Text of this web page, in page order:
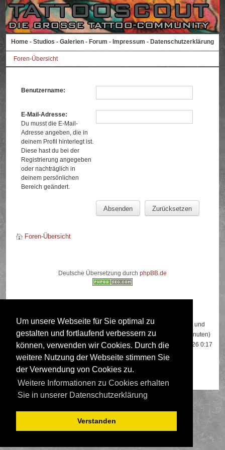
Um unsere Webseite für Sie optimal zu
gestalten und fortlaufend verbessern zu
können, verwenden wir Cookies. Durch die
weitere Nutzung der Webseite stimmen Sie
der Verwendung von Cookies zu.
Weitere Informationen zu Cookies erhalten
Sie in unserer Datenschutzerklärung
Verstanden
Home - Studios - Galerien - Forum - Impressum - Datenschutzerklärung
Foren-Übersicht
Benutzername:
E-Mail-Adresse:
Du musst die E-Mail-
Adresse angeben, die in
deinem Profil hinterlegt ist.
Diese hast du bei der
Registrierung angegeben
oder nachträglich in
deinem persönlichen
Bereich geändert.
Foren-Übersicht
Deutsche Übersetzung durch phpBB.de
Insgesamt sind493Besucher online: 2 registrierte, 0 unsichtbare und
491 Gäste (basierend auf den aktiven Besuchern der letzten 5 Minuten)
Der Besucherrekord liegt bei22108Besuchern, die am 13.04.2026 0:17
gleichzeitig online waren.
Google [Bot]